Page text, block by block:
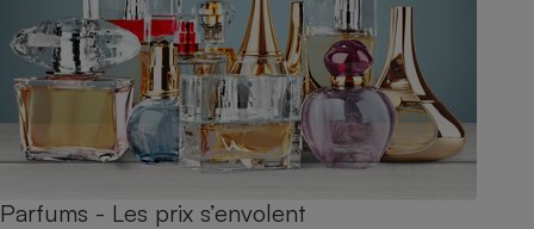
Parfums - Les prix s’envolent